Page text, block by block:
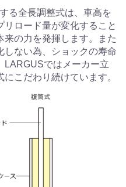
る全長調整式は、車高を
ロード量が変化すること
来の力を発揮します。また
しない為、ショックの寿命
LARGUSではメーカー立
こだわり続けています。